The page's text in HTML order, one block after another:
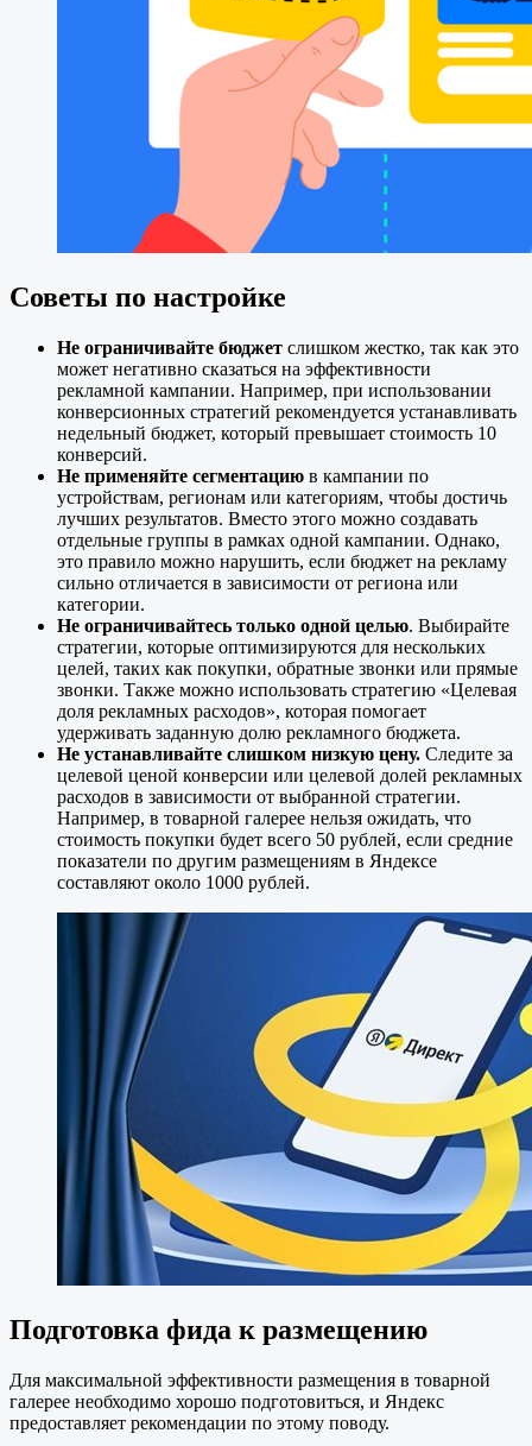
Советы по настройке
Не ограничивайте бюджет слишком жестко, так как это
может негативно сказаться на эффективности
рекламной кампании. Например, при использовании
конверсионных стратегий рекомендуется устанавливать
недельный бюджет, который превышает стоимость 10
конверсий.
Не применяйте сегментацию в кампании по
устройствам, регионам или категориям, чтобы достичь
лучших результатов. Вместо этого можно создавать
отдельные группы в рамках одной кампании. Однако,
это правило можно нарушить, если бюджет на рекламу
сильно отличается в зависимости от региона или
категории.
Не ограничивайтесь только одной целью. Выбирайте
стратегии, которые оптимизируются для нескольких
целей, таких как покупки, обратные звонки или прямые
звонки. Также можно использовать стратегию «Целевая
доля рекламных расходов», которая помогает
удерживать заданную долю рекламного бюджета.
Не устанавливайте слишком низкую цену. Следите за
целевой ценой конверсии или целевой долей рекламных
расходов в зависимости от выбранной стратегии.
Например, в товарной галерее нельзя ожидать, что
стоимость покупки будет всего 50 рублей, если средние
показатели по другим размещениям в Яндексе
составляют около 1000 рублей.
Подготовка фида к размещению
Для максимальной эффективности размещения в товарной
галерее необходимо хорошо подготовиться, и Яндекс
предоставляет рекомендации по этому поводу.